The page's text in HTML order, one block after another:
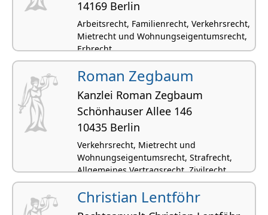
14169 Berlin
Arbeitsrecht, Familienrecht, Verkehrsrecht,
Mietrecht und Wohnungseigentumsrecht,
Erbrecht
Roman Zegbaum
Kanzlei Roman Zegbaum
Schönhauser Allee 146
10435 Berlin
Verkehrsrecht, Mietrecht und
Wohnungseigentumsrecht, Strafrecht,
Allgemeines Vertragsrecht, Zivilrecht
Christian Lentföhr